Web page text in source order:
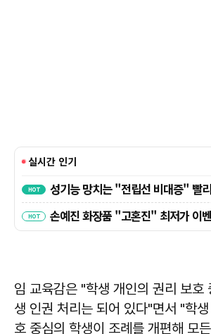
임 교육감은 "학생 개인의 권리 보호
생 인권 처리는 되어 있다"면서 "학
호 중심의 학생이 조례를 개편해 모